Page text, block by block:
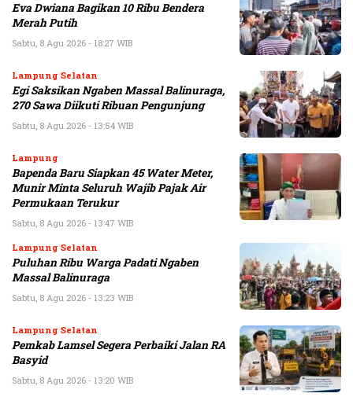
Eva Dwiana Bagikan 10 Ribu Bendera
Merah Putih
Sabtu, 8 Agu 2026 - 18:27 WIB
Lampung Selatan
Egi Saksikan Ngaben Massal Balinuraga,
270 Sawa Diikuti Ribuan Pengunjung
Sabtu, 8 Agu 2026 - 13:54 WIB
Lampung
Bapenda Baru Siapkan 45 Water Meter,
Munir Minta Seluruh Wajib Pajak Air
Permukaan Terukur
Sabtu, 8 Agu 2026 - 13:47 WIB
Lampung Selatan
Puluhan Ribu Warga Padati Ngaben
Massal Balinuraga
Sabtu, 8 Agu 2026 - 13:23 WIB
Lampung Selatan
Pemkab Lamsel Segera Perbaiki Jalan RA
Basyid
Sabtu, 8 Agu 2026 - 13:20 WIB